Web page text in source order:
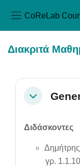
CoReLab
Διακριτά
Section
Collapse
Διδάσκοντες
γρ. 1.1.10